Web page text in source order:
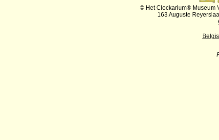
© Het Clockarium® Museum
163 Auguste